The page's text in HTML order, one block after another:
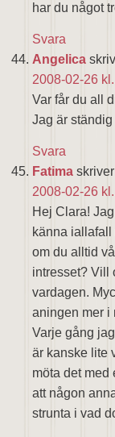
har du något
Svara
Angelica
2008-02-26
Var får du all
Jag är
Svara
Fatima
2008-02-26
Hej Clara!
känna
om du alltid
intresset? Vill
vardagen.
aningen mer i
Varje gång
är kanske lite
möta det med
att någon
strunta i vad